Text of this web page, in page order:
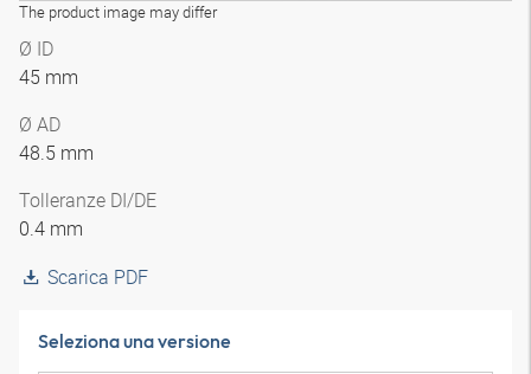
The product image may differ
Ø ID
45 mm
Ø AD
48.5 mm
Tolleranze DI/DE
0.4 mm
Scarica PDF
Seleziona una versione